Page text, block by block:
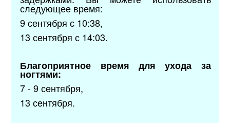
следующее время:
9 сентября с 10:38,
13 сентября с 14:03.
Благоприятное время для ухода за
ногтями:
7 - 9 сентября,
13 сентября.